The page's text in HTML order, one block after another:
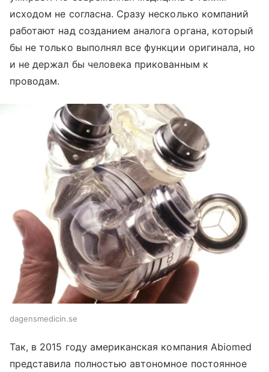
исходом не согласна. Сразу несколько компаний
работают над созданием аналога органа, который
бы не только выполнял все функции оригинала, но
и не держал бы человека прикованным к
проводам.
dagensmedicin.se
Так, в 2015 году американская компания Abiomed
представила полностью автономное постоянное